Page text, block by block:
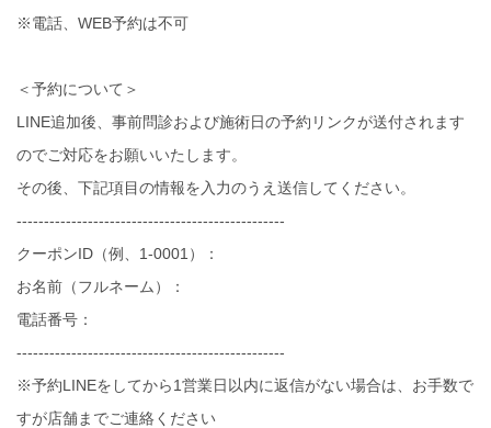
※電話、WEB予約は不可
＜予約について＞
LINE追加後、事前問診および施術日の予約リンクが送付されます
のでご対応をお願いいたします。
その後、下記項目の情報を入力のうえ送信してください。
-------------------------------------------------
クーポンID（例、1-0001）：
お名前（フルネーム）：
電話番号：
-------------------------------------------------
※予約LINEをしてから1営業日以内に返信がない場合は、お手数で
すが店舗までご連絡ください